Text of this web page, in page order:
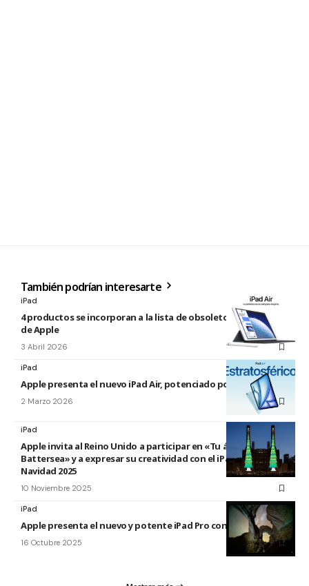
También podrían interesarte
iPad
4 productos se incorporan a la lista de obsoletos y antiguos
de Apple
3 Abril 2026
iPad
Apple presenta el nuevo iPad Air, potenciado por el M4
2 Marzo 2026
iPad
Apple invita al Reino Unido a participar en «Tu árbol en
Battersea» y a expresar su creatividad con el iPad esta
Navidad 2025
10 Noviembre 2025
iPad
Apple presenta el nuevo y potente iPad Pro con el chip M5
16 Octubre 2025